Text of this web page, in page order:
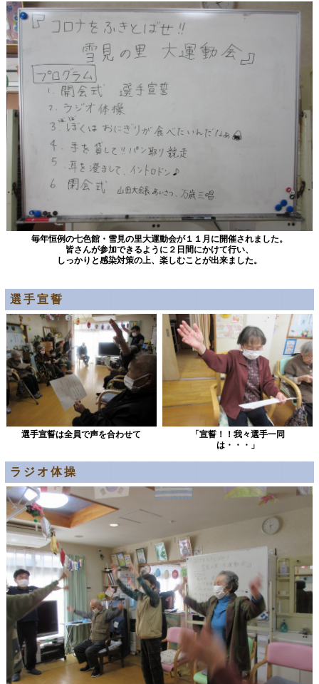
毎年恒例の七色館・雪見の里大運動会が１１月に開催されました。
皆さんが参加できるように２日間にかけて行い、
しっかりと感染対策の上、楽しむことが出来ました。
選手宣誓
選手宣誓は全員で声を合わせて
「宣誓！！我々選手一同
は・・・」
ラジオ体操